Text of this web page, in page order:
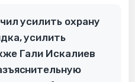
усилить охрану
усилить
Гали Искалиев